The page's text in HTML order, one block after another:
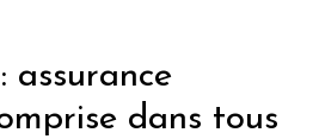
assurance
dans tous